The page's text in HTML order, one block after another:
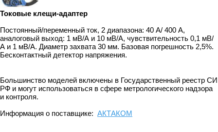
Токовые клещи-адаптер
Постоянный/переменный ток, 2 диапазона: 40 А/ 400 А,
аналоговый выход: 1 мВ/А и 10 мВ/А, чувствительность 0,1 мВ/
А и 1 мВ/А. Диаметр захвата 30 мм. Базовая погрешность 2,5%.
Бесконтактный детектор напряжения.
Большинство моделей включены в Государственный реестр СИ
РФ и могут использоваться в сфере метрологического надзора
и контроля.
Информация о поставщике: АКТАКОМ